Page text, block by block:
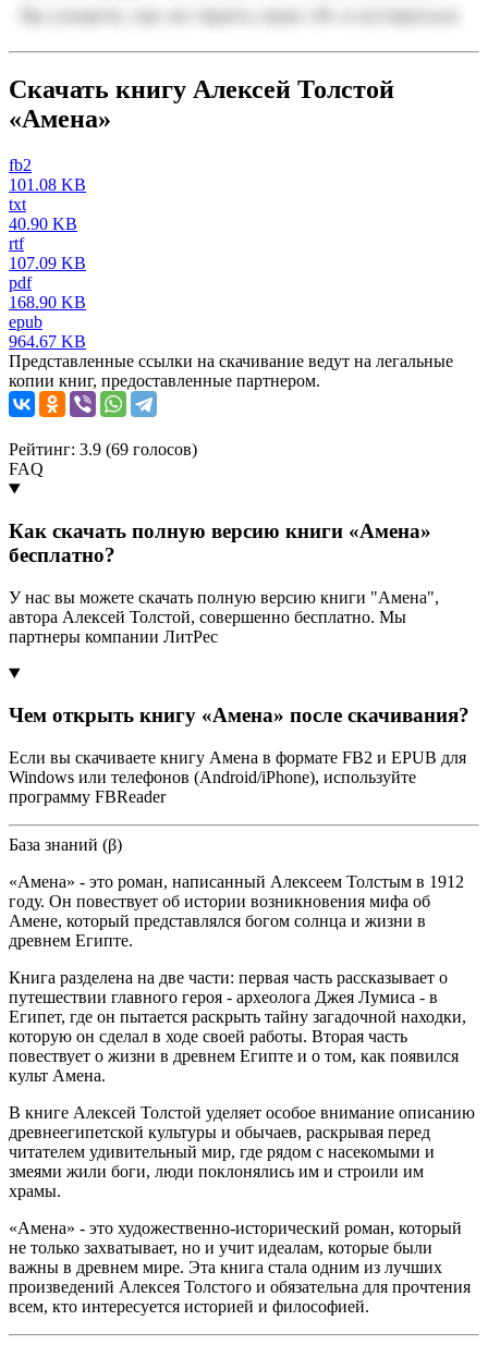
Скачать книгу Алексей Толстой
«Амена»
fb2
101.08 KB
txt
40.90 KB
rtf
107.09 KB
pdf
168.90 KB
epub
964.67 KB
Представленные ссылки на скачивание ведут на легальные
копии книг, предоставленные партнером.
Рейтинг: 3.9 (69 голосов)
FAQ
Как скачать полную версию книги «Амена»
бесплатно?
У нас вы можете скачать полную версию книги "Амена",
автора Алексей Толстой, совершенно бесплатно. Мы
партнеры компании ЛитРес
Чем открыть книгу «Амена» после скачивания?
Если вы скачиваете книгу Амена в формате FB2 и EPUB для
Windows или телефонов (Android/iPhone), используйте
программу FBReader
База знаний (β)
«Амена» - это роман, написанный Алексеем Толстым в 1912
году. Он повествует об истории возникновения мифа об
Амене, который представлялся богом солнца и жизни в
древнем Египте.
Книга разделена на две части: первая часть рассказывает о
путешествии главного героя - археолога Джея Лумиса - в
Египет, где он пытается раскрыть тайну загадочной находки,
которую он сделал в ходе своей работы. Вторая часть
повествует о жизни в древнем Египте и о том, как появился
культ Амена.
В книге Алексей Толстой уделяет особое внимание описанию
древнеегипетской культуры и обычаев, раскрывая перед
читателем удивительный мир, где рядом с насекомыми и
змеями жили боги, люди поклонялись им и строили им
храмы.
«Амена» - это художественно-исторический роман, который
не только захватывает, но и учит идеалам, которые были
важны в древнем мире. Эта книга стала одним из лучших
произведений Алексея Толстого и обязательна для прочтения
всем, кто интересуется историей и философией.